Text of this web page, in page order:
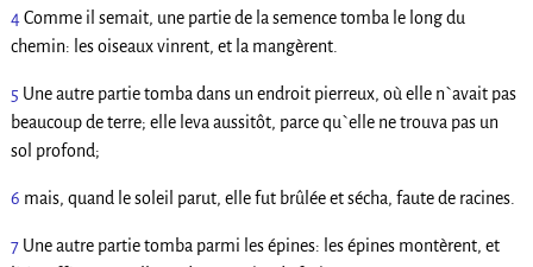
4Comme il semait, une partie de la semence tomba le long du
chemin: les oiseaux vinrent, et la mangèrent.
5 Une autre partie tomba dans un endroit pierreux, où elle n`avait pas
beaucoup de terre; elle leva aussitôt, parce qu`elle ne trouva pas un
sol profond;
6 mais, quand le soleil parut, elle fut brûlée et sécha, faute de racines.
7 Une autre partie tomba parmi les épines: les épines montèrent, et